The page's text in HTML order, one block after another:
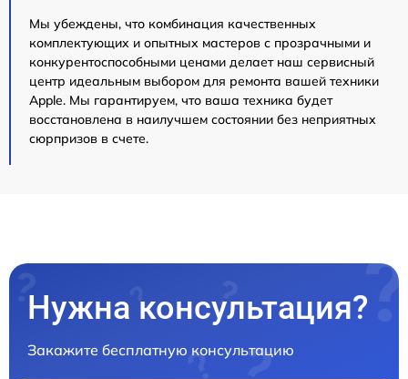
Мы убеждены, что комбинация качественных
комплектующих и опытных мастеров с прозрачными и
конкурентоспособными ценами делает наш сервисный
центр идеальным выбором для ремонта вашей техники
Apple. Мы гарантируем, что ваша техника будет
восстановлена в наилучшем состоянии без неприятных
сюрпризов в счете.
Нужна консультация?
Закажите бесплатную консультацию